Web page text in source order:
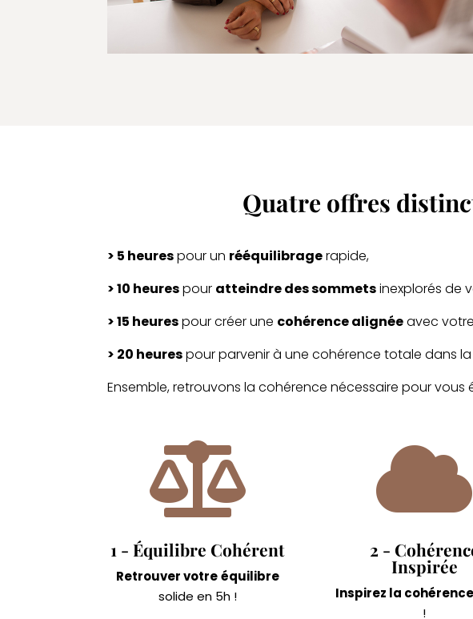
Quatre offres
> 5 heurespour un rééquilibragerapide,
> 10 heurespour atteindre des sommetsinexplorés de
> 15 heurespour créer une cohérence alignéeavec
> 20 heurespour parvenir à une cohérence totale dans la
Ensemble, retrouvons la cohérence nécessaire pour vous

1 - Équilibre Cohérent
Retrouver votre équilibre
solide en 5h !

2 -
Inspirée
Inspirez la cohérence
!